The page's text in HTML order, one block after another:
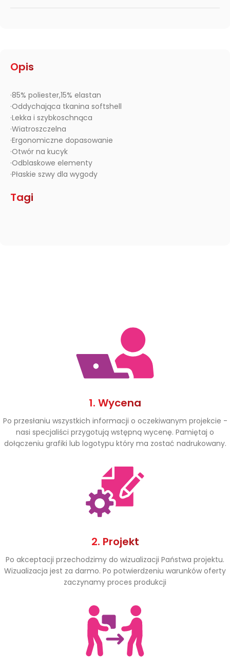
Opis
·85% poliester,15% elastan
·Oddychająca tkanina softshell
·Lekka i szybkoschnąca
·Wiatroszczelna
·Ergonomiczne dopasowanie
·Otwór na kucyk
·Odblaskowe elementy
·Płaskie szwy dla wygody
Tagi
1. Wycena
Po przesłaniu wszystkich informacji o oczekiwanym projekcie -
nasi specjaliści przygotują wstępną wycenę. Pamiętaj o
dołączeniu grafiki lub logotypu który ma zostać nadrukowany.
2. Projekt
Po akceptacji przechodzimy do wizualizacji Państwa projektu.
Wizualizacja jest za darmo. Po potwierdzeniu warunków oferty
zaczynamy proces produkcji